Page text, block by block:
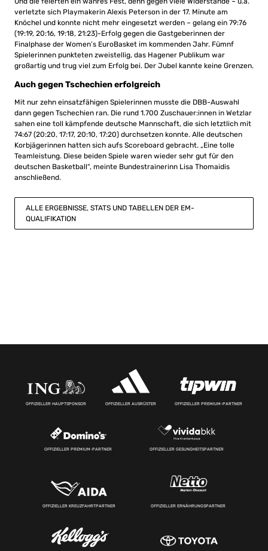
verletzte sich Playmakerin Alexis Peterson in der 17. Minute am
Knöchel und konnte nicht mehr eingesetzt werden – gelang ein 79:76
(19:19, 20:16, 19:18, 21:23)-Erfolg gegen die Gastgeberinnen der
Finalphase der Women’s EuroBasket im kommenden Jahr. Fümnf
Spielerinnen punkteten zweistellig, das Hagener Publikum war
großartig und trug viel zum Erfolg bei. Der Jubel kannte keine Grenzen.
Auch gegen Tschechien erfolgreich
Mit nur zehn einsatzfähigen Spielerinnen musste die DBB-Auswahl
dann gegen Tschechien ran. Die rund 1.700 Zuschauer:innen in Wetzlar
sahen eine toll kämpfende deutsche Mannschaft, die sich letztlich mit
74:67 (20:20, 17:17, 20:10, 17:20) durchsetzen konnte. Alle deutschen
Korbjägerinnen hatten sich aufs Scoreboard gebracht. „Eine tolle
Teamleistung. Diese beiden Spiele waren wieder sehr gut für den
deutschen Basketball“, meinte Bundestrainerinn Lisa Thomaidis
anschließend.
ALLE ERGEBNISSE, STATS UND TABELLEN DER EM-
QUALIFIKATION
OFFIZIELLER HAUPTSPONSOR OFFIZIELLER AUSRÜSTER OFFIZIELLER PREMIUM-PARTNER
OFFIZIELLER PREMIUM-PARTNER OFFIZIELLER GESUNDHEITSPARTNER
OFFIZIELLER KREUZFAHRTPARTNER OFFIZIELLER ERNÄHRUNGSPARTNER